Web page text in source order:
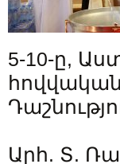
5-10-ը,
Արհ. Տ.